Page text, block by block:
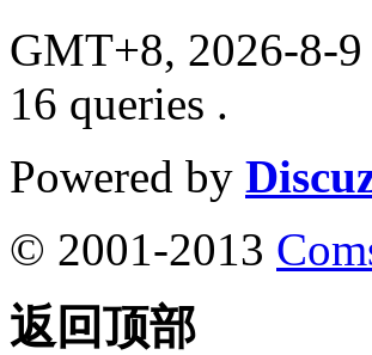
GMT+8, 2026-8-9
16 queries .
Powered by
© 2001-2013
返回顶部